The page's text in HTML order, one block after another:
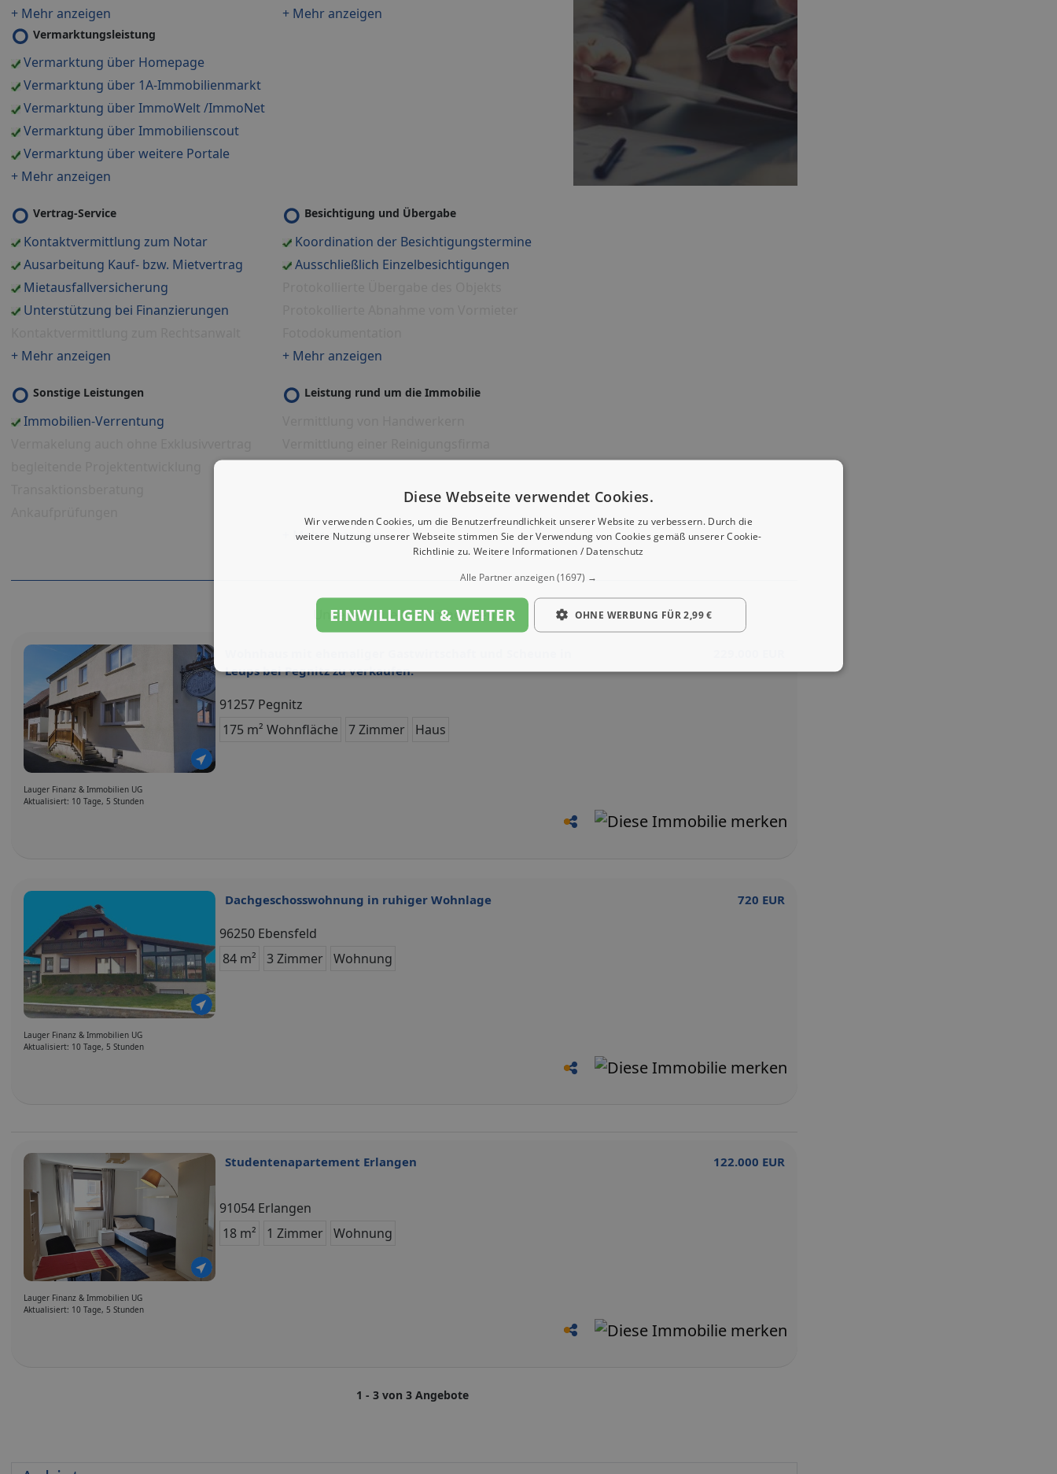
+ Mehr anzeigen
+ Mehr anzeigen
Vermarktungsleistung
Vermarktung über Homepage
Vermarktung über 1A-Immobilienmarkt
Vermarktung über ImmoWelt /ImmoNet
Vermarktung über Immobilienscout
Vermarktung über weitere Portale
+ Mehr anzeigen
Vertrag-Service
Kontaktvermittlung zum Notar
Ausarbeitung Kauf- bzw. Mietvertrag
Mietausfallversicherung
Unterstützung bei Finanzierungen
+ Mehr anzeigen
Besichtigung und Übergabe
Koordination der Besichtigungstermine
Ausschließlich Einzelbesichtigungen
+ Mehr anzeigen
Sonstige Leistungen
Immobilien-Verrentung
Leistung rund um die Immobilie
Hilfe bei einer Entrümpelung
Vermittlung eines Möbeltransports
+ Mehr anzeigen
Unsere aktuellen Immobilien
Leups bei Pegnitz zu verkaufen.
91257 Pegnitz
175 m² Wohnfläche
7 Zimmer Haus
Lauger Finanz & Immobilien UG
Aktualisiert: 10 Tage, 5 Stunden
Dachgeschosswohnung in ruhiger Wohnlage 720 EUR
96250 Ebensfeld
84 m²
3 Zimmer Wohnung
Lauger Finanz & Immobilien UG
Aktualisiert: 10 Tage, 5 Stunden
Studentenapartement Erlangen 122.000 EUR
91054 Erlangen
18 m²
1 Zimmer Wohnung
Lauger Finanz & Immobilien UG
Aktualisiert: 10 Tage, 5 Stunden
1 - 3 von 3 Angebote
Diese Webseite verwendet Cookies.
Wir verwenden Cookies, um die Benutzerfreundlichkeit unserer Website zu verbessern. Durch die
weitere Nutzung unserer Webseite stimmen Sie der Verwendung von Cookies gemäß unserer Cookie-
Richtlinie zu. Weitere Informationen / Datenschutz
Alle Partner anzeigen(1697) →
EINWILLIGEN & WEITER OHNE WERBUNG FÜR 2,99 €